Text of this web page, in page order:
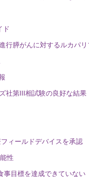
ド
行膵がんに対するルカパ
社第III相試験の良好な結果
ィールドデバイスを承認
性
事目標を達成できていない